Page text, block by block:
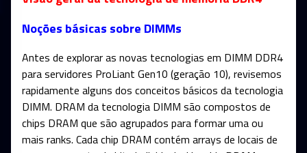
Noções básicas sobre DIMMs
Antes de explorar as novas tecnologias em DIMM DDR4
para servidores ProLiant Gen10 (geração 10), revisemos
rapidamente alguns dos conceitos básicos da tecnologia
DIMM. DRAM da tecnologia DIMM são compostos de
chips DRAM que são agrupados para formar uma ou
mais ranks. Cada chip DRAM contém arrays de locais de